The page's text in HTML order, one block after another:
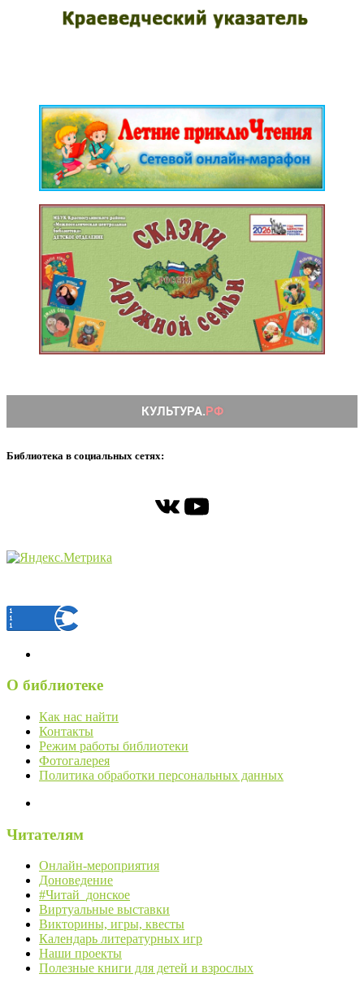
Библиотека в социальных сетях:
ВКонтакте
YouTube
О библиотеке
Как нас найти
Контакты
Режим работы библиотеки
Фотогалерея
Политика обработки персональных данных
Читателям
Онлайн-мероприятия
Доноведение
#Читай_донское
Виртуальные выставки
Викторины, игры, квесты
Календарь литературных игр
Наши проекты
Полезные книги для детей и взрослых